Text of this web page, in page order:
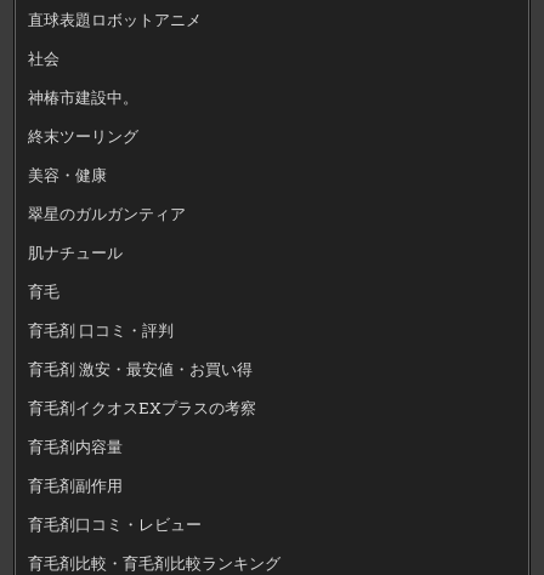
直球表題ロボットアニメ
社会
神椿市建設中。
終末ツーリング
美容・健康
翠星のガルガンティア
肌ナチュール
育毛
育毛剤 口コミ・評判
育毛剤 激安・最安値・お買い得
育毛剤イクオスEXプラスの考察
育毛剤内容量
育毛剤副作用
育毛剤口コミ・レビュー
育毛剤比較・育毛剤比較ランキング